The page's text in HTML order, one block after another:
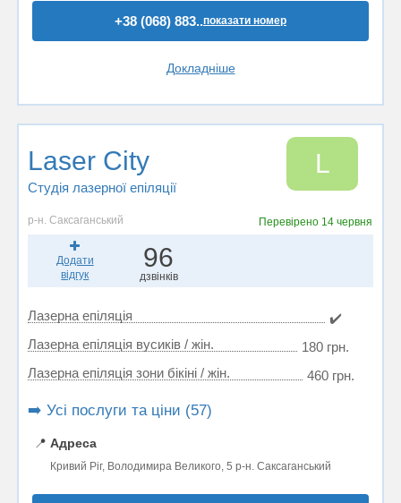
+38 (068) 883..показати номер
Докладніше
Laser City
Студія лазерної епіляції
L
р-н. Саксаганський Перевірено 14 червня
Додати
відгук
96
дзвінків
Лазерна епіляція
✔️
Лазерна епіляція вусиків / жін.
180 грн.
Лазерна епіляція зони бікіні / жін.
460 грн.
➡️ Усі послуги та ціни (57)
📍 Адреса
Кривий Ріг, Володимира Великого, 5 р-н. Саксаганський